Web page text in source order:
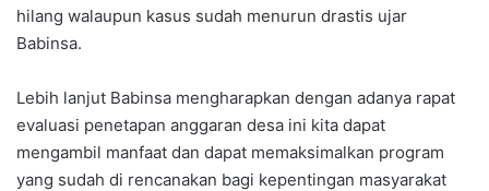
hilang walaupun kasus sudah menurun drastis ujar
Babinsa.
Lebih lanjut Babinsa mengharapkan dengan adanya rapat
evaluasi penetapan anggaran desa ini kita dapat
mengambil manfaat dan dapat memaksimalkan program
yang sudah di rencanakan bagi kepentingan masyarakat